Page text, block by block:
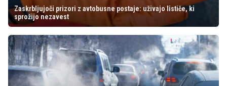
Zaskrbljujoči prizori z avtobusne postaje: uživajo lističe, ki
sprožijo nezavest